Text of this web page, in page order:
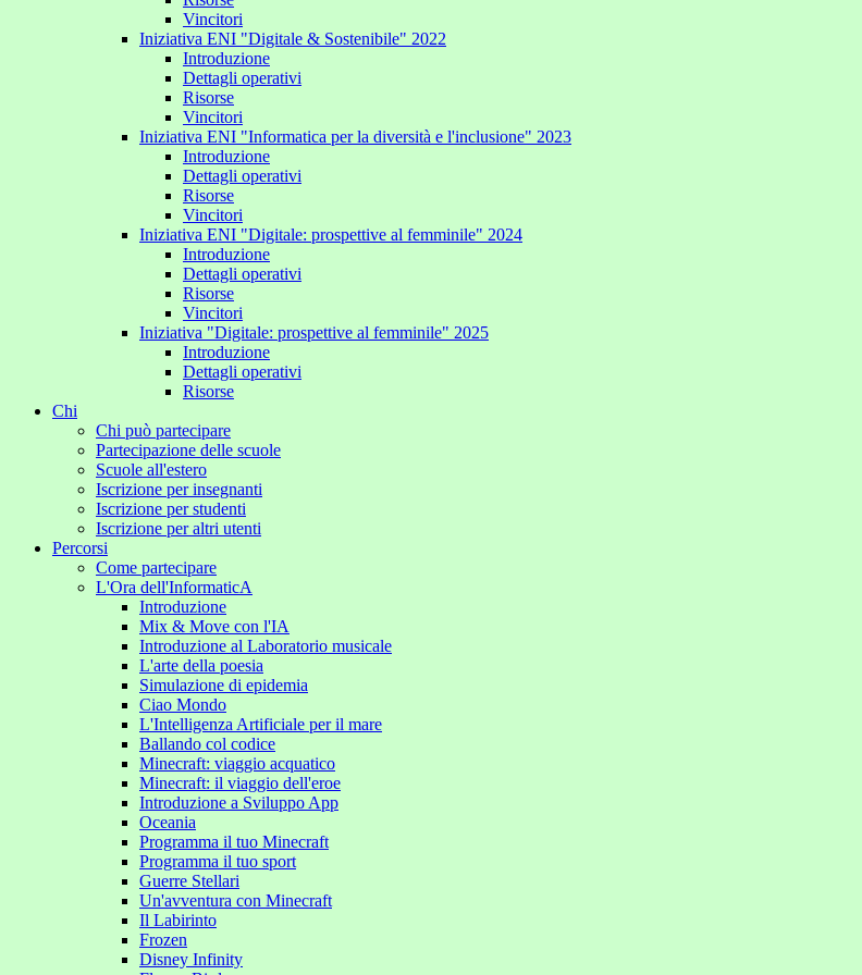
Vincitori
Iniziativa ENI "Digitale & Sostenibile" 2022
Introduzione
Dettagli operativi
Risorse
Vincitori
Iniziativa ENI "Informatica per la diversità e l'inclusione" 2023
Introduzione
Dettagli operativi
Risorse
Vincitori
Iniziativa ENI "Digitale: prospettive al femminile" 2024
Introduzione
Dettagli operativi
Risorse
Vincitori
Iniziativa "Digitale: prospettive al femminile" 2025
Introduzione
Dettagli operativi
Risorse
Chi
Chi può partecipare
Partecipazione delle scuole
Scuole all'estero
Iscrizione per insegnanti
Iscrizione per studenti
Iscrizione per altri utenti
Percorsi
Come partecipare
L'Ora dell'InformaticA
Introduzione
Mix & Move con l'IA
Introduzione al Laboratorio musicale
L'arte della poesia
Simulazione di epidemia
Ciao Mondo
L'Intelligenza Artificiale per il mare
Ballando col codice
Minecraft: viaggio acquatico
Minecraft: il viaggio dell'eroe
Introduzione a Sviluppo App
Oceania
Programma il tuo Minecraft
Programma il tuo sport
Guerre Stellari
Un'avventura con Minecraft
Il Labirinto
Frozen
Disney Infinity